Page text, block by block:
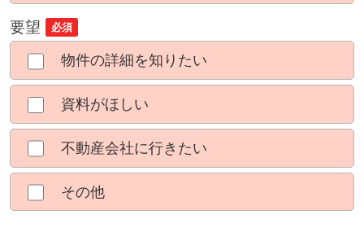
要望 必須
物件の詳細を知りたい
資料がほしい
不動産会社に行きたい
その他